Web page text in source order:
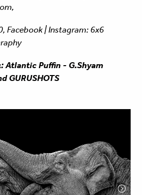
Facebook | Instagram: 6x6
Atlantic Puffin - G.Shyam
GURUSHOTS